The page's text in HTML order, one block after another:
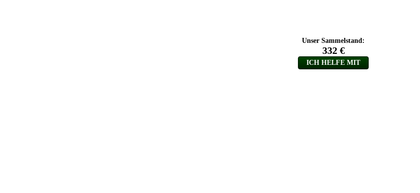
Unser Sammelstand:
332 €
ICH HELFE MIT